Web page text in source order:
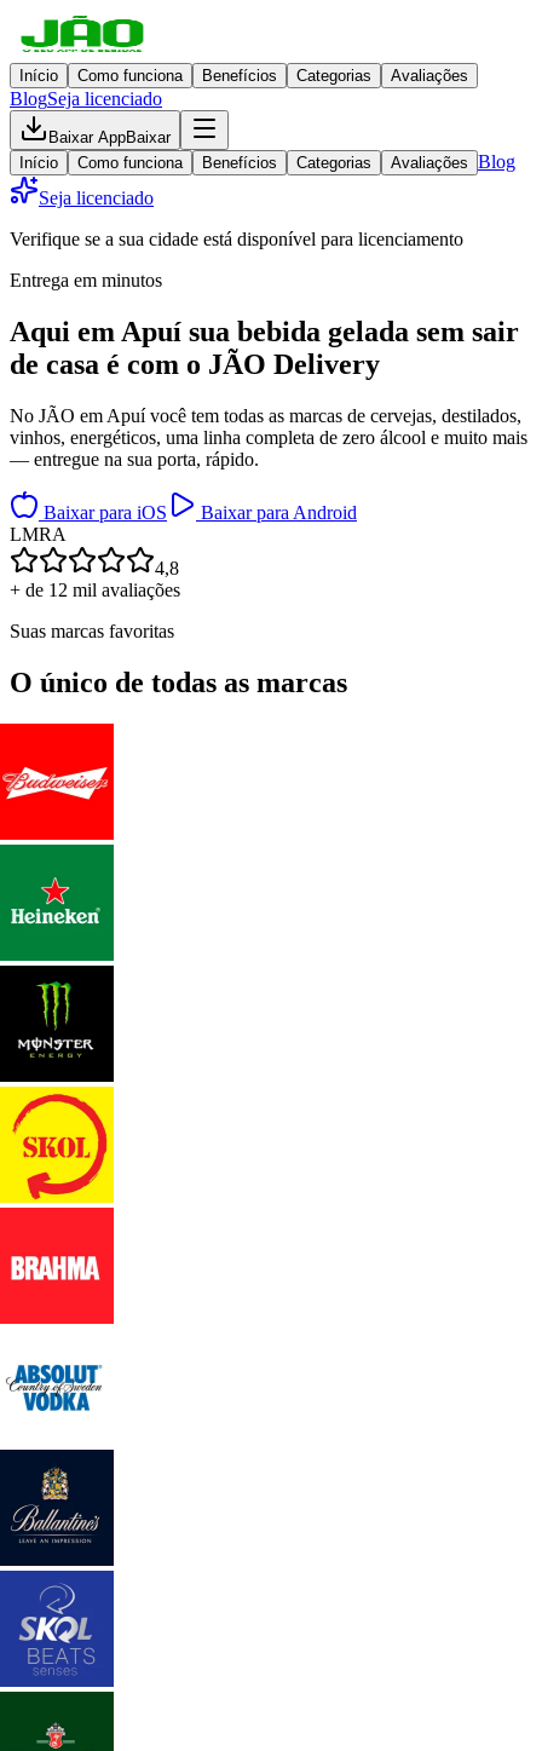
Início Como funciona Benefícios Categorias Avaliações
BlogSeja licenciado
Baixar AppBaixar
Início
Como funciona Benefícios Categorias Avaliações Blog
Seja licenciado
Verifique se a sua cidade está disponível para licenciamento
Entrega em minutos
Aqui em Apuí sua bebida gelada sem sair
de casa é com o JÃO Delivery
No JÃO em Apuí você tem todas as marcas de cervejas, destilados,
vinhos, energéticos, uma linha completa de zero álcool e muito mais
— entregue na sua porta, rápido.
Baixar para iOS
Baixar para Android
LMRA
4,8
+ de 12 mil avaliações
Suas marcas favoritas
O único de todas as marcas